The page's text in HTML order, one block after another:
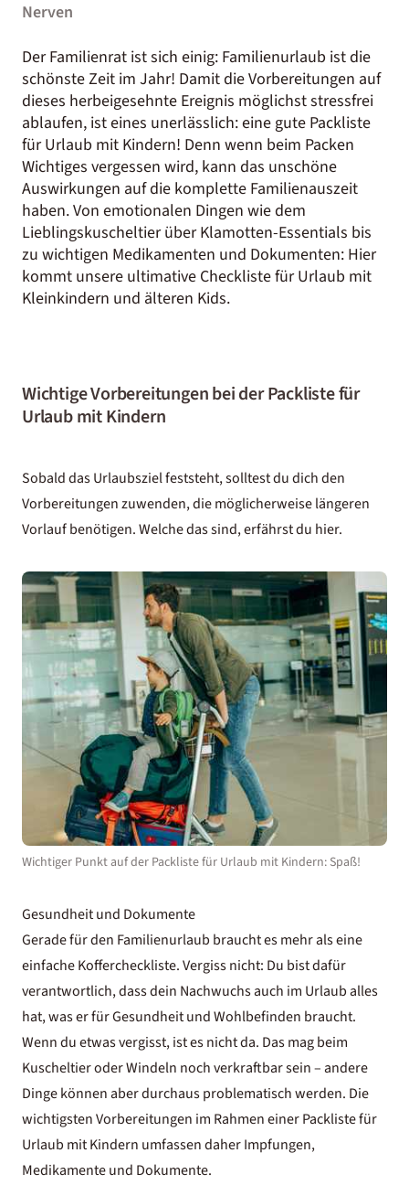
Nerven
Der Familienrat ist sich einig: Familienurlaub ist die
schönste Zeit im Jahr! Damit die Vorbereitungen auf
dieses herbeigesehnte Ereignis möglichst stressfrei
ablaufen, ist eines unerlässlich: eine gute Packliste
für Urlaub mit Kindern! Denn wenn beim Packen
Wichtiges vergessen wird, kann das unschöne
Auswirkungen auf die komplette Familienauszeit
haben. Von emotionalen Dingen wie dem
Lieblingskuscheltier über Klamotten-Essentials bis
zu wichtigen Medikamenten und Dokumenten: Hier
kommt unsere ultimative Checkliste für Urlaub mit
Kleinkindern und älteren Kids.
Wichtige Vorbereitungen bei der Packliste für
Urlaub mit Kindern
Sobald das Urlaubsziel feststeht, solltest du dich den
Vorbereitungen zuwenden, die möglicherweise längeren
Vorlauf benötigen. Welche das sind, erfährst du hier.
Wichtiger Punkt auf der Packliste für Urlaub mit Kindern: Spaß!
Gesundheit und Dokumente
Gerade für den Familienurlaub braucht es mehr als eine
einfache Koffercheckliste. Vergiss nicht: Du bist dafür
verantwortlich, dass dein Nachwuchs auch im Urlaub alles
hat, was er für Gesundheit und Wohlbefinden braucht.
Wenn du etwas vergisst, ist es nicht da. Das mag beim
Kuscheltier oder Windeln noch verkraftbar sein – andere
Dinge können aber durchaus problematisch werden. Die
wichtigsten Vorbereitungen im Rahmen einer Packliste für
Urlaub mit Kindern umfassen daher Impfungen,
Medikamente und Dokumente.